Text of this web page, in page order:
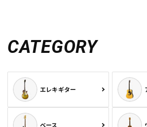
CATEGORY
エレキギター
ベース